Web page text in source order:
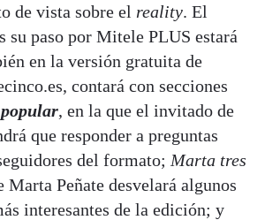
de vista sobre el reality. El
su paso por Mitele PLUS estará
en la versión gratuita de
contará con secciones
, en la que el invitado de
que responder a preguntas
del formato; Marta tres
Marta Peñate desvelará algunos
interesantes de la edición; y